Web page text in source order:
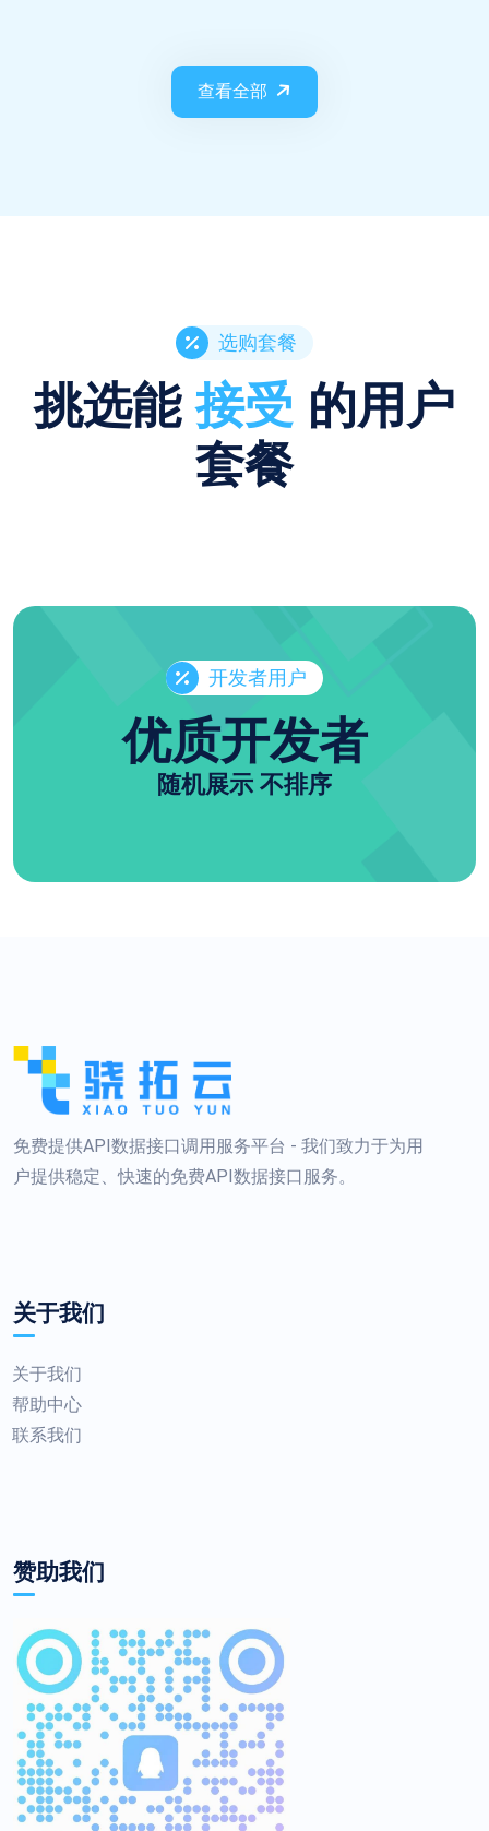
查看全部
选购套餐
挑选能接受 的用户
套餐
开发者用户
优质开发者
随机展示 不排序
免费提供API数据接口调用服务平台 - 我们致力于为用
户提供稳定、快速的免费API数据接口服务。
关于我们
关于我们
帮助中心
联系我们
赞助我们